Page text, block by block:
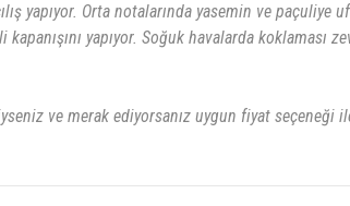
yapıyor. Orta notalarında yasemin ve
yapıyor. Soğuk havalarda koklaması
ve merak ediyorsanız uygun fiyat seçeneği